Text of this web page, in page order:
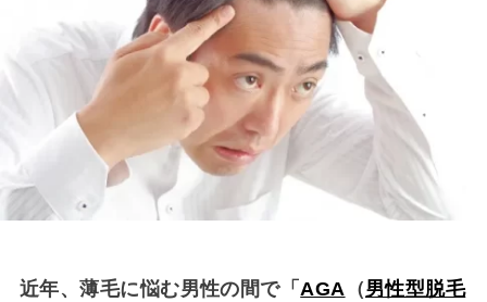
近年、薄毛に悩む男性の間で「AGA （男性型脱毛